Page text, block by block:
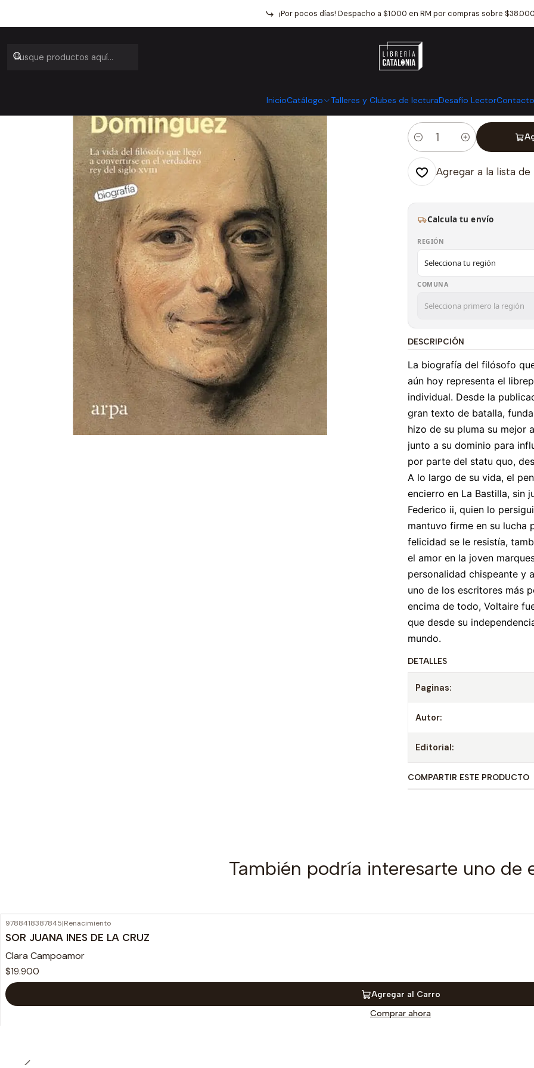
InicioCatálogo Talleres y Clubes de lecturaDesafío LectorContacto
¡Por pocos días! Despacho a $1.000 en RM por compras sobre $38.000
Inicio Catálogo Crónica y Ensayo Biografia Voltaire (Arpa)
|
Voltaire (Arpa)
Mostrar stock de
Cantidad
Agregar a la lista
Calcula tu envío
REGIÓN
COMUNA
DESCRIPCIÓN
La biografía del filósofo
aún hoy representa el
individual. Desde la
gran texto de batalla,
hizo de su pluma su mejor
junto a su dominio para
por parte del statu quo,
A lo largo de su vida, el
encierro en La Bastilla, sin
Federico ii, quien lo
mantuvo firme en su lucha
felicidad se le resistía,
el amor en la joven
personalidad chispeante y
uno de los escritores más
encima de todo, Voltaire
que desde su
mundo.
DETALLES
Paginas:
Autor:
Editorial:
COMPARTIR ESTE PRODUCTO
También podría interesarte uno de
9788418387845|Renacimiento
SOR JUANA INES DE LA CRUZ
Clara Campoamor
$19.900
Agregar al Carro
Comprar ahora